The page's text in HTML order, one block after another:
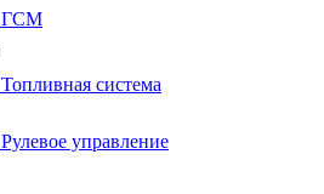
ГСМ
Топливная система
Рулевое управление